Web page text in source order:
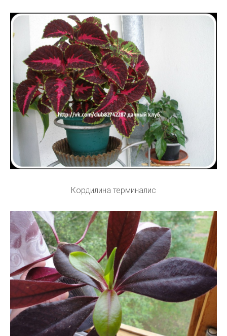
Кордилина терминалис